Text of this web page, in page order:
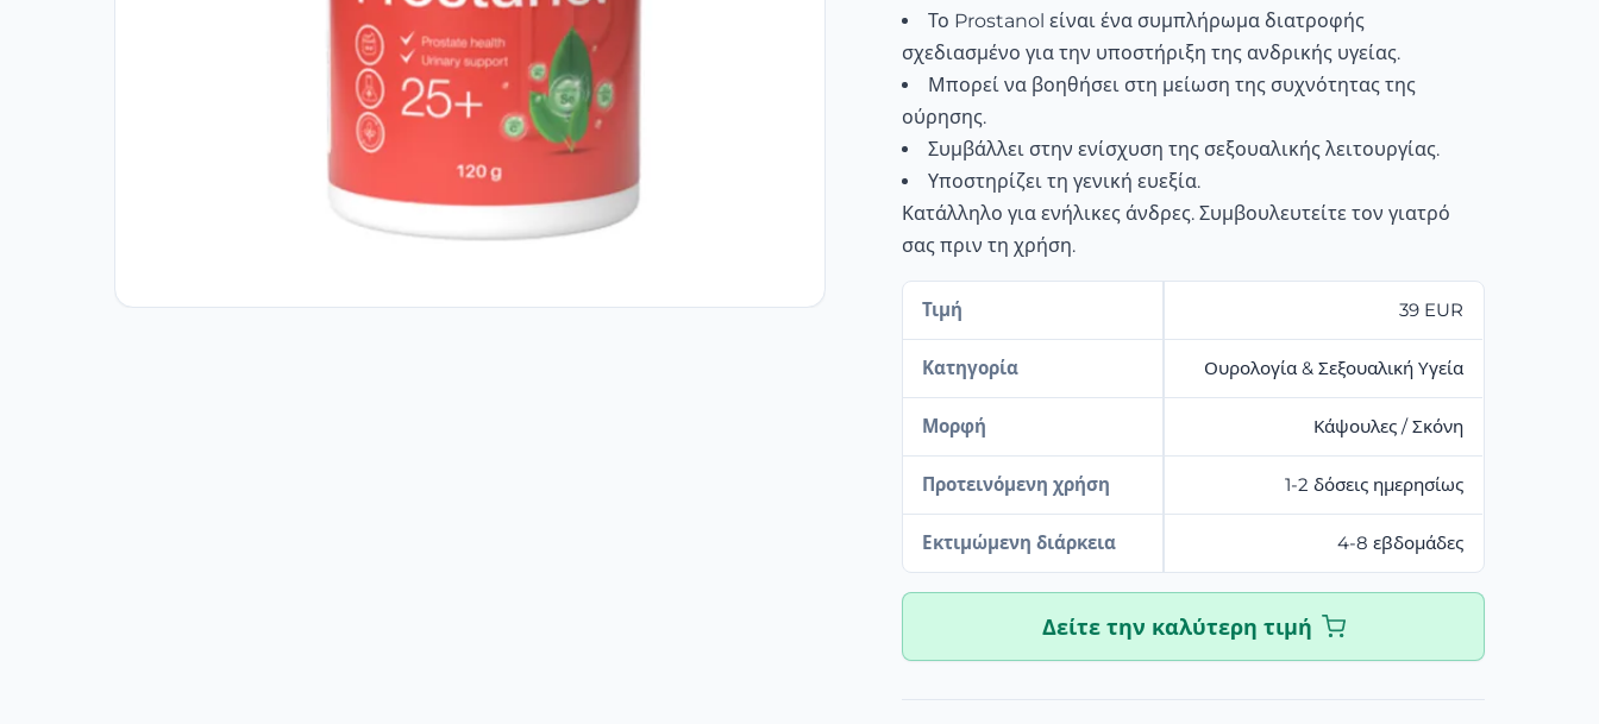
Το Prostanol είναι ένα συμπλήρωμα διατροφής
σχεδιασμένο για την υποστήριξη της ανδρικής υγείας.
Μπορεί να βοηθήσει στη μείωση της συχνότητας της
ούρησης.
Συμβάλλει στην ενίσχυση της σεξουαλικής λειτουργίας.
Υποστηρίζει τη γενική ευεξία.
Κατάλληλο για ενήλικες άνδρες. Συμβουλευτείτε τον γιατρό
σας πριν τη χρήση.
Τιμή 39 EUR
Κατηγορία Ουρολογία & Σεξουαλική Υγεία
Μορφή Κάψουλες / Σκόνη
Προτεινόμενη χρήση 1-2 δόσεις ημερησίως
Εκτιμώμενη διάρκεια 4-8 εβδομάδες
Δείτε την καλύτερη τιμή